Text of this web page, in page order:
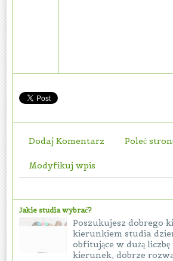
Dodaj Komentarz Poleć
Modyfikuj wpis
Jakie studia wybrać?
Poszukujesz dobrego
kierunkiem studia
obfitujące w dużą
kierunek, dobrze